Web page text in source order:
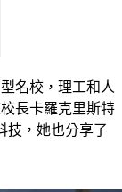
名校，理工和人
長卡羅克里斯特
技，她也分享了